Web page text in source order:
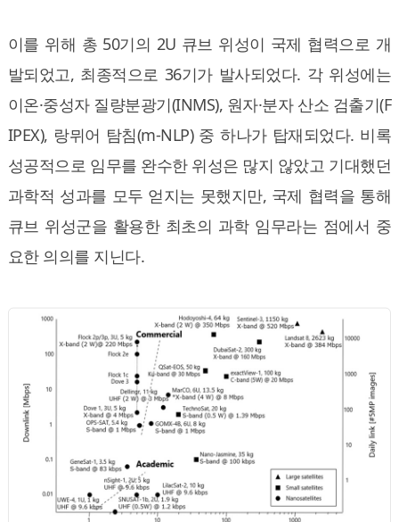
이를 위해 총 50기의 2U 큐브 위성이 국제 협력으로 개
발되었고, 최종적으로 36기가 발사되었다. 각 위성에는
이온·중성자 질량분광기(INMS), 원자·분자 산소 검출기(F
IPEX), 랑뮈어 탐침(m-NLP) 중 하나가 탑재되었다. 비록
성공적으로 임무를 완수한 위성은 많지 않았고 기대했던
과학적 성과를 모두 얻지는 못했지만, 국제 협력을 통해
큐브 위성군을 활용한 최초의 과학 임무라는 점에서 중
요한 의의를 지닌다.